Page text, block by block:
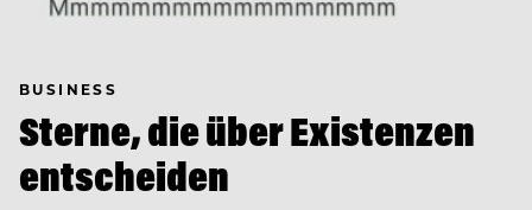
BUSINESS
Sterne, die über Existenzen
entscheiden